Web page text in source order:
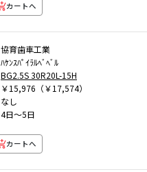
カートへ
協育歯車工業
ﾊｹﾝｽﾊﾟｲﾗﾙﾍﾞﾍﾞﾙ
BG2.5S 30R20L-15H
￥15,976（￥17,574）
なし
4日～5日
カートへ